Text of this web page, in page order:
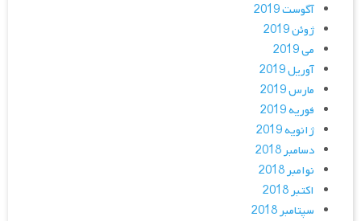
آگوست 2019
ژوئن 2019
می 2019
آوریل 2019
مارس 2019
فوریه 2019
ژانویه 2019
دسامبر 2018
نوامبر 2018
اکتبر 2018
سپتامبر 2018